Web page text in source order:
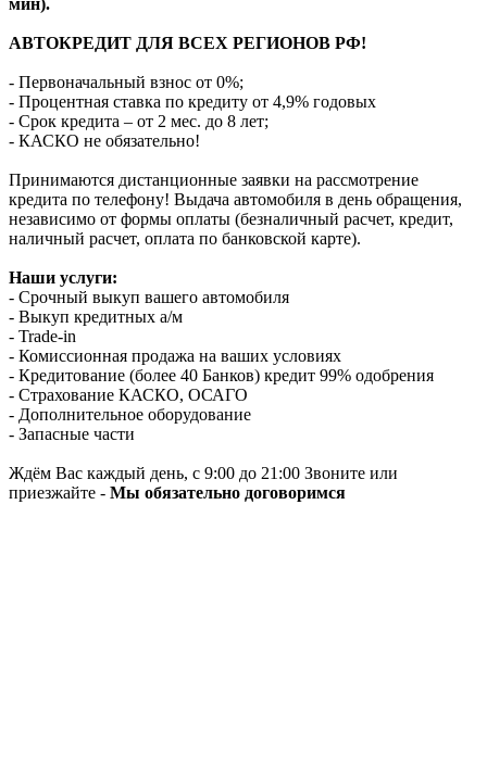
АВТОКРЕДИТ ДЛЯ ВСЕХ РЕГИОНОВ РФ!
- Первоначальный взнос от 0%;
- Процентная ставка по кредиту от 4,9% годовых
- Срок кредита – от 2 мес. до 8 лет;
- КАСКО не обязательно!
Принимаются дистанционные заявки на рассмотрение
кредита по телефону! Выдача автомобиля в день обращения,
независимо от формы оплаты (безналичный расчет, кредит,
наличный расчет, оплата по банковской карте).
Наши услуги:
- Срочный выкуп вашего автомобиля
- Выкуп кредитных а/м
- Trade-in
- Комиссионная продажа на ваших условиях
- Кредитование (более 40 Банков) кредит 99% одобрения
- Страхование КАСКО, ОСАГО
- Дополнительное оборудование
- Запасные части
Ждём Вас каждый день, с 9:00 до 21:00 Звоните или
приезжайте - Мы обязательно договоримся